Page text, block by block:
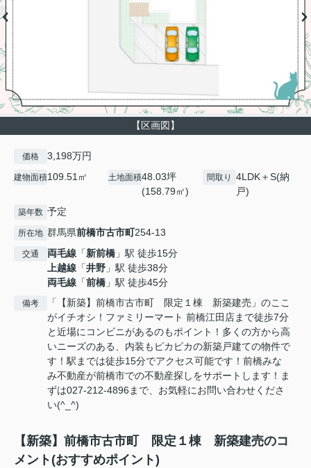
【区画図】
価格 3,198万円
建物面積109.51㎡ 土地面積48.03坪
(158.79㎡)
間取り
4LDK＋S(納
戸)
築年数 予定
所在地 群馬県前橋市古市町254-13
交通 両毛線 「新前橋 」駅 徒歩15分
上越線 「井野 」駅 徒歩38分
両毛線 「前橋 」駅 徒歩45分
備考
「【新築】前橋市古市町 限定１棟 新築建売」のここ
がイチオシ！ファミリーマート 前橋江田店まで徒歩7分
と近場にコンビニがあるのもポイント！多くの方から高
いニーズのある、内装もピカピカの新築戸建ての物件で
す！駅までは徒歩15分でアクセス可能です！前橋みな
み不動産が前橋市での不動産探しをサポートします！ま
ずは027-212-4896まで、お気軽にお問い合わせくださ
い(^_^)
【新築】前橋市古市町 限定１棟 新築建売のコ
メント(おすすめポイント)